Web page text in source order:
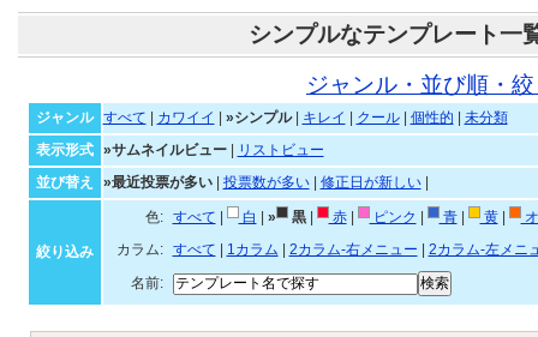
シンプルなテンプレート一
ジャンル・並び順・
ジャンル すべて カワイイ »シンプル| キレイ クール| 個性的
未分類
表示形式
»サムネイルビュー|
リストビュー
並び替え
»最近投票が多い| 投票数が多い| 修正日が新しい|
絞り込み
色: すべて 白 » 黒| 赤| ピンク 青| 黄|
カラム:
すべて 1カラム 2カラム-右メニュー
2カラム-左メニ
名前: